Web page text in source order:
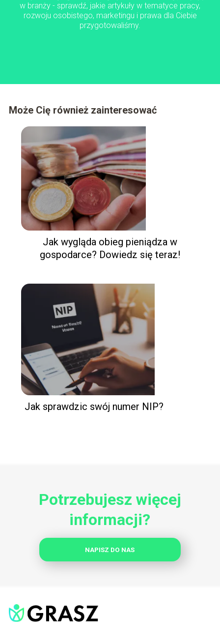
w branży - sprawdź, jakie artykuły w tematyce pracy,
rozwoju osobistego, marketingu i prawa dla Ciebie
przygotowaliśmy.
Może Cię również zainteresować
Jak wygląda obieg pieniądza w
gospodarce? Dowiedz się teraz!
Jak sprawdzic swój numer NIP?
Potrzebujesz więcej
informacji?
NAPISZ DO NAS